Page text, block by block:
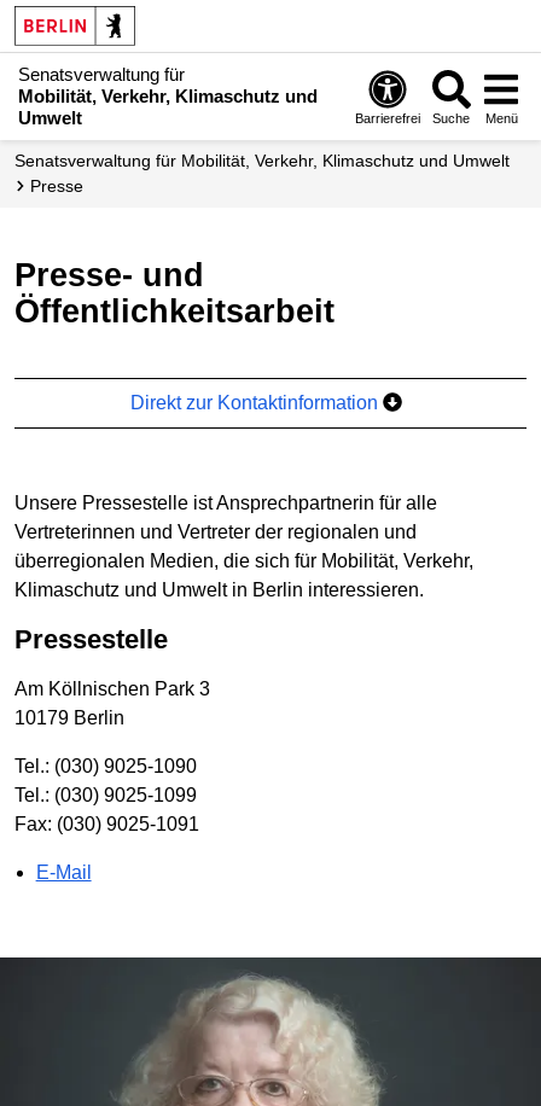
Senatsverwaltung für
Mobilität, Verkehr, Klimaschutz und
Umwelt
Barrierefrei Suche Menü
Senatsverwaltung für Mobilität, Verkehr, Klimaschutz und Umwelt
Presse
Presse- und
Öffentlichkeitsarbeit
Direkt zur Kontaktinformation
Unsere Pressestelle ist Ansprechpartnerin für alle
Vertreterinnen und Vertreter der regionalen und
überregionalen Medien, die sich für Mobilität, Verkehr,
Klimaschutz und Umwelt in Berlin interessieren.
Pressestelle
Am Köllnischen Park 3
10179 Berlin
Tel.: (030) 9025-1090
Tel.: (030) 9025-1099
Fax: (030) 9025-1091
E-Mail